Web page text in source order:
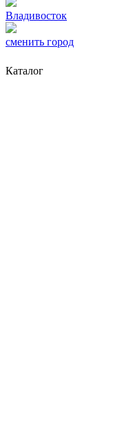
Владивосток
сменить город
Каталог